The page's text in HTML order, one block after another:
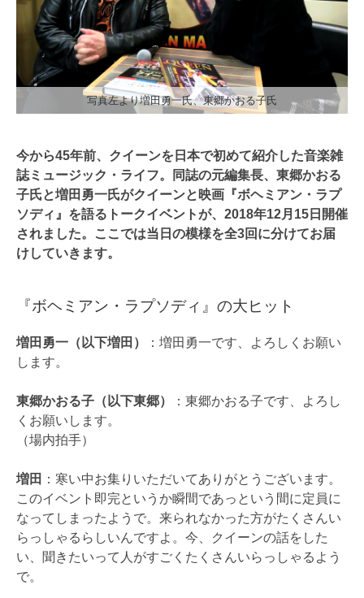
写真左より増田勇一氏、東郷かおる子氏
今から45年前、クイーンを日本で初めて紹介した音楽雑
誌ミュージック・ライフ。同誌の元編集長、東郷かおる
子氏と増田勇一氏がクイーンと映画『ボヘミアン・ラプ
ソディ』を語るトークイベントが、2018年12月15日開催
されました。ここでは当日の模様を全3回に分けてお届
けしていきます。
『ボヘミアン・ラプソディ』の大ヒット
増田勇一（以下増田）
：増田勇一です、よろしくお願い
します。
東郷かおる子（以下東郷）
：東郷かおる子です、よろし
くお願いします。
（場内拍手）
増田 ：寒い中お集りいただいてありがとうございます。
このイベント即完というか瞬間であっという間に定員に
なってしまったようで。来られなかった方がたくさんい
らっしゃるらしいんですよ。今、クイーンの話をした
い、聞きたいって人がすごくたくさんいらっしゃるよう
で。